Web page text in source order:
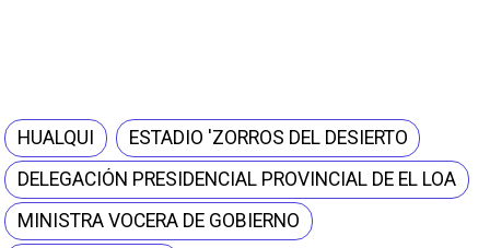
HUALQUI
ESTADIO 'ZORROS DEL DESIERTO
DELEGACIÓN PRESIDENCIAL PROVINCIAL DE EL LOA
MINISTRA VOCERA DE GOBIERNO